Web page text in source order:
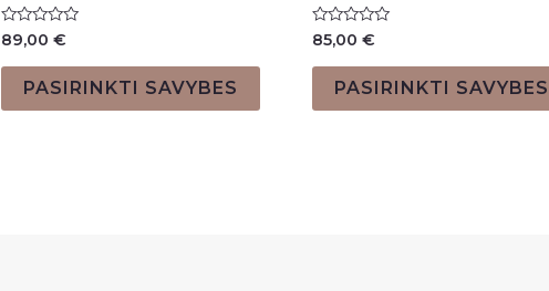
Įvertinimas:
iš
89,00 €
PASIRINKTI SAVYBES
Įvertinimas:
iš
85,00 €
PASIRINKTI SAVYBES